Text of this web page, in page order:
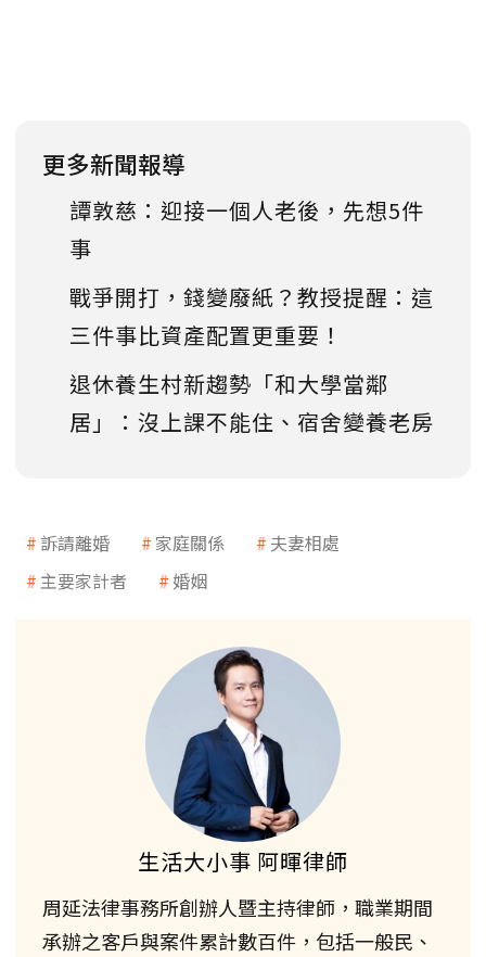
更多新聞報導
譚敦慈：迎接一個人老後，先想5件
事
戰爭開打，錢變廢紙？教授提醒：這
三件事比資產配置更重要！
退休養生村新趨勢「和大學當鄰
居」：沒上課不能住、宿舍變養老房
訴請離婚 家庭關係
夫妻相處
主要家計者
婚姻
生活大小事 阿暉律師
周延法律事務所創辦人暨主持律師，職業期間
承辦之客戶與案件累計數百件，包括一般民、